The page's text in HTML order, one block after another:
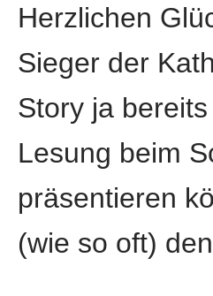
Herzlichen
Sieger der
Story ja
Lesung beim
präsentieren
(wie so oft)